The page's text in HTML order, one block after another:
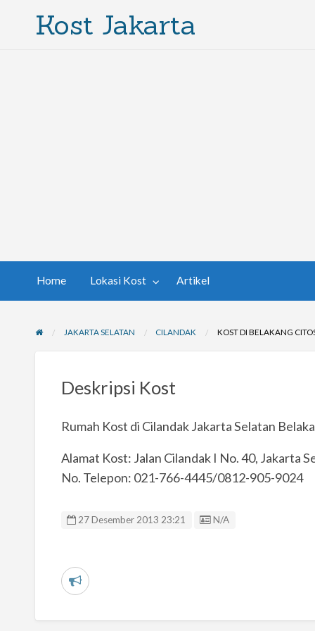
Kost Jakarta
Home Lokasi Kost Artikel
JAKARTA SELATAN CILANDAK KOST DI BELAKANG
Deskripsi Kost
Rumah Kost di Cilandak Jakarta Selatan
Alamat Kost: Jalan Cilandak I No. 40, Jakarta
No. Telepon: 021-766-4445/0812-905-9024
27 Desember 2013 23:21 Listing ID
N/A
L